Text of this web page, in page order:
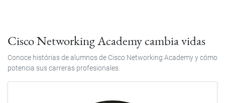
Cisco Networking Academy cambia vidas
Conoce histórias de alumnos de Cisco Networking Academy y cómo
potencia sus carreras profesionales.